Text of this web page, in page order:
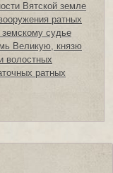
Вятской земле
ратных
судье
Великую, князю
волостных
ратных